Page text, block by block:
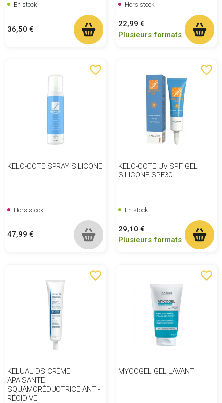
En stock
Prix
36,50 €
Hors stock
Prix
22,99 €
Plusieurs formats
favorite_border
KELO-COTE SPRAY SILICONE
Hors stock
Prix
47,99 €
favorite_border
KELO-COTE UV SPF GEL
SILICONE SPF30
En stock
Prix
29,10 €
Plusieurs formats
favorite_border
KELUAL DS CRÈME
APAISANTE
SQUAMORÉDUCTRICE ANTI-
RÉCIDIVE
favorite_border
MYCOGEL GEL LAVANT